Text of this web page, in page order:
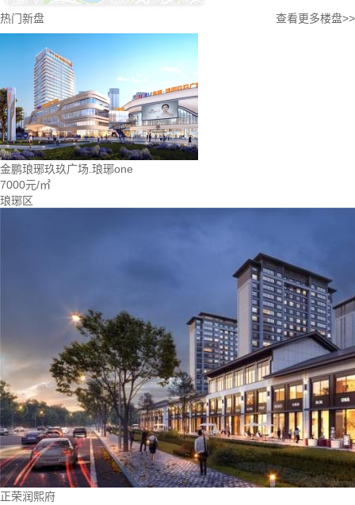
热门新盘 查看更多楼盘>>
金鹏琅琊玖玖广场.琅琊one
7000元/㎡
琅琊区
正荣润熙府